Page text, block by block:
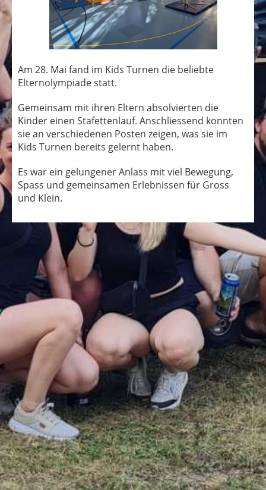
Am 28. Mai fand im Kids Turnen die beliebte
Elternolympiade statt.
Gemeinsam mit ihren Eltern absolvierten die
Kinder einen Stafettenlauf. Anschliessend konnten
sie an verschiedenen Posten zeigen, was sie im
Kids Turnen bereits gelernt haben.
Es war ein gelungener Anlass mit viel Bewegung,
Spass und gemeinsamen Erlebnissen für Gross
und Klein.